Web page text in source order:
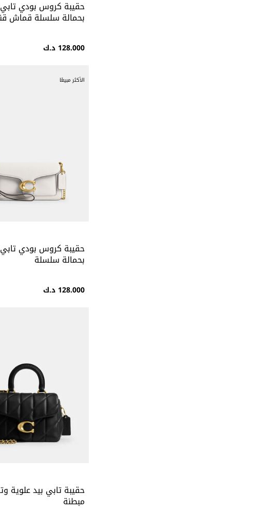
بحمالة سلسلة قماش
128.000 د.ك
الأكثر مبيعًا
بحمالة سلسلة
128.000 د.ك
حقيبة تابي بيد علوية
مبطنة